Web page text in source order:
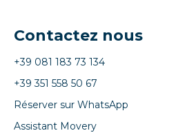
Contactez nous
+39 081 183 73 134
+39 351 558 50 67
Réserver sur WhatsApp
Assistant Movery